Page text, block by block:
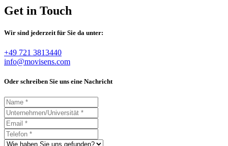
Get in Touch
Wir sind jederzeit für Sie da unter:
+49 721 3813440
info@movisens.com
Oder schreiben Sie uns eine Nachricht